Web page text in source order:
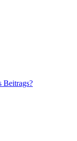
Beitrags?